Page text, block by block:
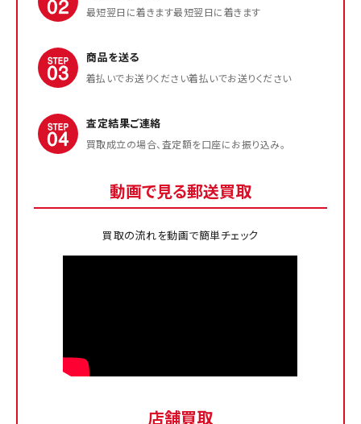
最短翌日に着きます最短翌日に着きます
商品を送る
着払いでお送りください着払いでお送りください
査定結果ご連絡
買取成立の場合、査定額を口座にお振り込み。
動画で見る郵送買取
買取の流れを動画で簡単チェック
店舗買取